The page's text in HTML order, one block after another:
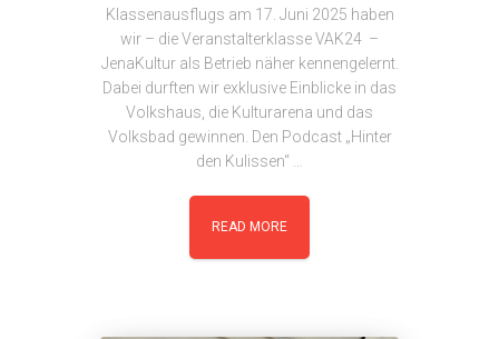
Klassenausflugs am 17. Juni 2025 haben
wir – die Veranstalterklasse VAK24 –
JenaKultur als Betrieb näher kennengelernt.
Dabei durften wir exklusive Einblicke in das
Volkshaus, die Kulturarena und das
Volksbad gewinnen. Den Podcast „Hinter
den Kulissen“ …
READ MORE